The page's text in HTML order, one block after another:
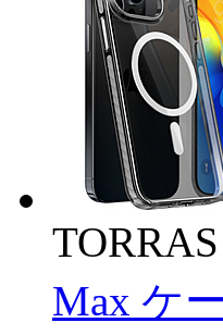
Max ケ